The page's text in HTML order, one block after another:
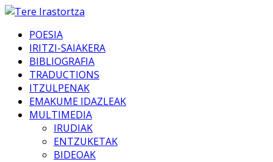
POESIA
IRITZI-SAIAKERA
BIBLIOGRAFIA
TRADUCTIONS
ITZULPENAK
EMAKUME IDAZLEAK
MULTIMEDIA
IRUDIAK
ENTZUKETAK
BIDEOAK